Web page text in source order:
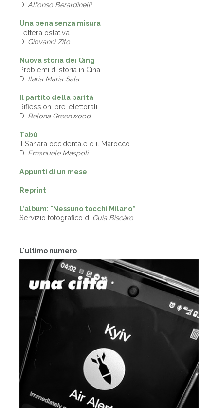
L'ultimo numero
Di Alfonso Berardinelli
Una pena senza misura
Lettera ostativa
Di Giovanni Zito
Nuova storia dei Qing
Problemi di storia in Cina
Di Ilaria Maria Sala
Il partito della parità
Riflessioni pre-elettorali
Di Belona Greenwood
Tabù
Il Sahara occidentale e il Marocco
Di Emanuele Maspoli
Appunti di un mese
Reprint
L’album: "Nessuno tocchi Milano”
Servizio fotografico di Guia Biscàro